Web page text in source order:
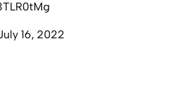
16, 2022